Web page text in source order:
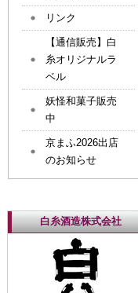
リンク
【通信販売】白
糸オリジナルラ
ベル
妖怪和菓子販売
中
京まふ2026出店
のお知らせ
白糸酒造株式会社